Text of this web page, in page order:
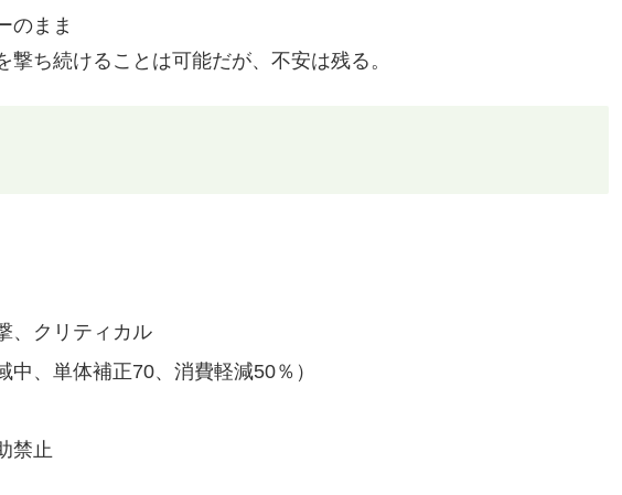
のまま
撃ち続けることは可能だが、不安は残る。
、クリティカル
、単体補正70、消費軽減50％）
禁止